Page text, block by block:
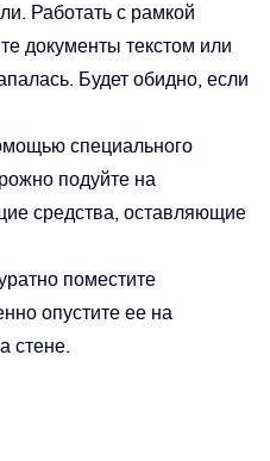
Работать с рамкой
документы текстом или
Будет обидно, если
специального
подуйте на
средства, оставляющие
поместите
опустите ее на
стене.